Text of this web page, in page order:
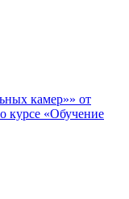
камер»» от
курсе «Обучение